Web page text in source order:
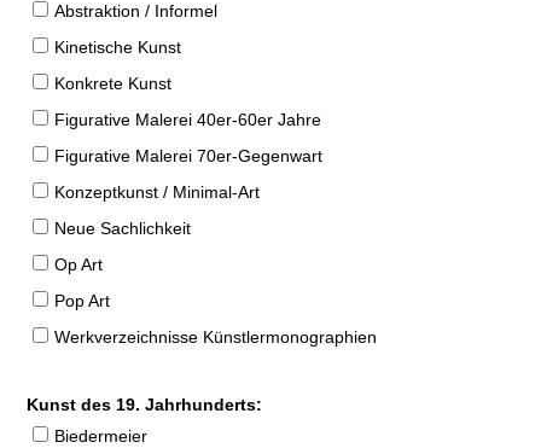
Abstraktion / Informel
Kinetische Kunst
Konkrete Kunst
Figurative Malerei 40er-60er Jahre
Figurative Malerei 70er-Gegenwart
Konzeptkunst / Minimal-Art
Neue Sachlichkeit
Op Art
Pop Art
Werkverzeichnisse Künstlermonographien
Kunst des 19. Jahrhunderts:
Biedermeier